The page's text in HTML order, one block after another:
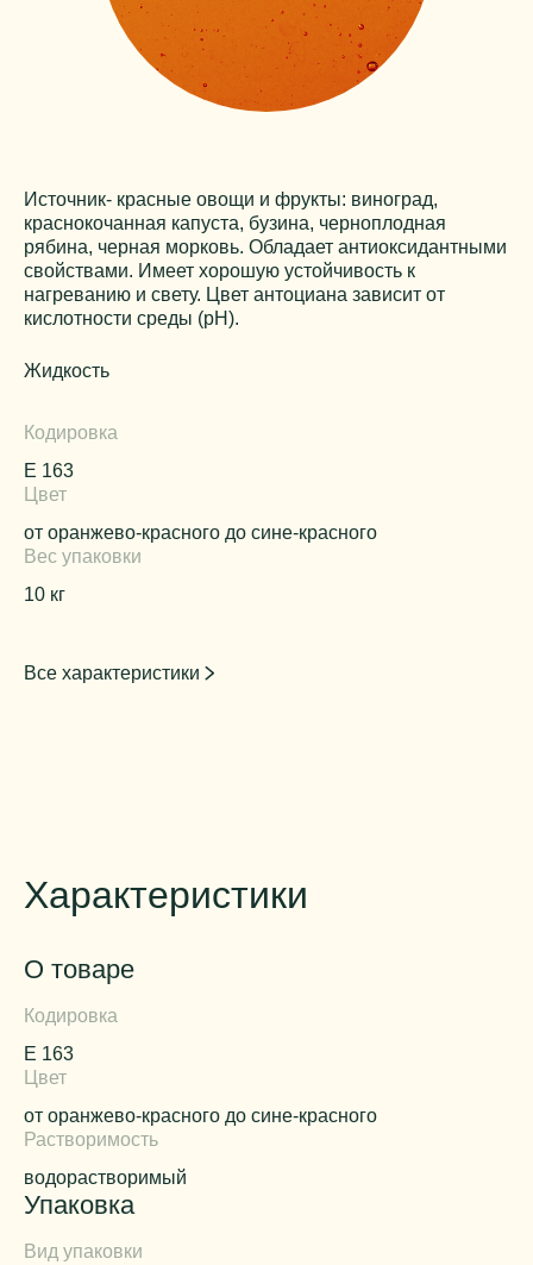
Источник- красные овощи и фрукты: виноград,
краснокочанная капуста, бузина, черноплодная
рябина, черная морковь. Обладает антиоксидантными
свойствами. Имеет хорошую устойчивость к
нагреванию и свету. Цвет антоциана зависит от
кислотности среды (pH).
Жидкость
Кодировка
Е 163
Цвет
от оранжево-красного до сине-красного
Вес упаковки
10 кг
Все характеристики
Характеристики
О товаре
Кодировка
Е 163
Цвет
от оранжево-красного до сине-красного
Растворимость
водорастворимый
Упаковка
Вид упаковки